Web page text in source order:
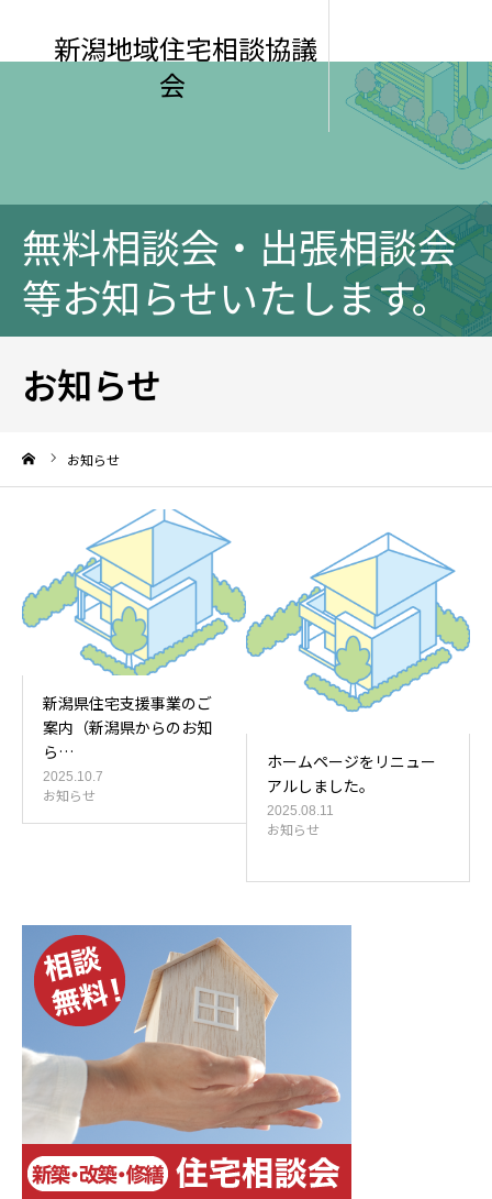
新潟地域住宅相談協議
会
無料相談会・出張相談会
等お知らせいたします。
お知らせ
お知らせ
新潟県住宅支援事業のご
案内（新潟県からのお知
ら…
2025.10.7
お知らせ
ホームページをリニュー
アルしました。
2025.08.11
お知らせ